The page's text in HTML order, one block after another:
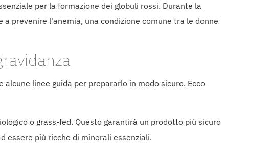
per la formazione dei globuli rossi. Durante la
prevenire l'anemia, una condizione comune tra le donne
linee guida per prepararlo in modo sicuro. Ecco
o grass-fed. Questo garantirà un prodotto più sicuro
essere più ricche di minerali essenziali.